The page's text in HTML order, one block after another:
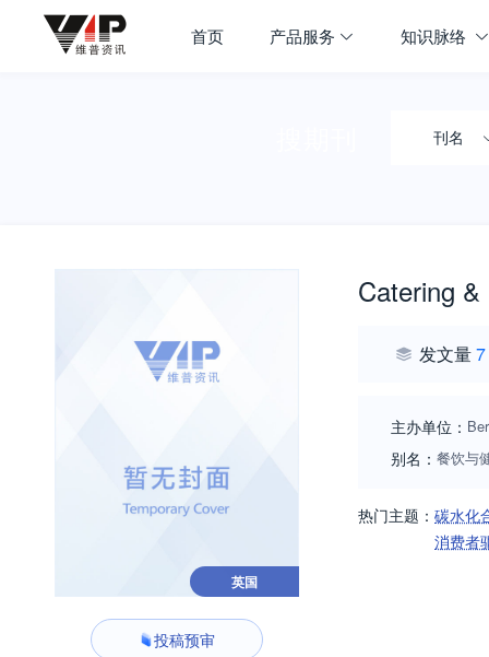
首页 产品服务 知识脉络
刊名
英国
投稿预审
Catering
发文量7
主办单位：
别名： 餐饮与
热门主题： 碳水化
消费者